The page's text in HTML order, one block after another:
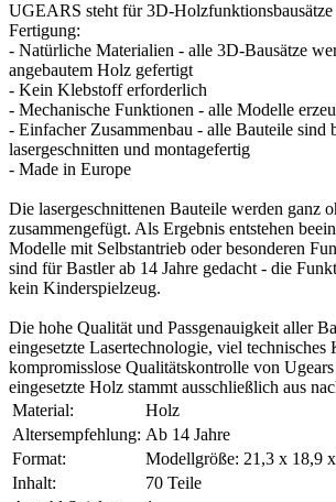
UGEARS steht für 3D-Holzfunktionsbausätze
Fertigung:
- Natürliche Materialien - alle 3D-Bausätze
angebautem Holz gefertigt
- Kein Klebstoff erforderlich
- Mechanische Funktionen - alle Modelle
- Einfacher Zusammenbau - alle Bauteile sind
lasergeschnitten und montagefertig
- Made in Europe
Die lasergeschnittenen Bauteile werden ganz
zusammengefügt. Als Ergebnis entstehen
Modelle mit Selbstantrieb oder besonderen
sind für Bastler ab 14 Jahre gedacht - die
kein Kinderspielzeug.
Die hohe Qualität und Passgenauigkeit aller
eingesetzte Lasertechnologie, viel
kompromisslose Qualitätskontrolle von
eingesetzte Holz stammt ausschließlich aus
Material:
Holz
Altersempfehlung: Ab 14 Jahre
Format:
Modellgröße: 21,3 x 18,9
Inhalt:
70 Teile